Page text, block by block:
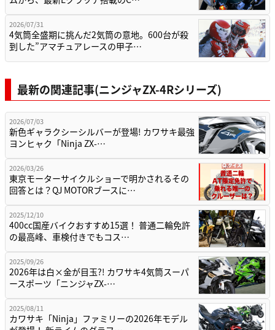
2026/07/31
4気筒全盛期に挑んだ2気筒の意地。600台が殺
到した”アマチュアレースの甲子…
最新の関連記事(ニンジャZX-4Rシリーズ)
2026/07/03
新色ギャラクシーシルバーが登場! カワサキ最強
ヨンヒャク「Ninja ZX-…
2026/03/26
東京モーターサイクルショーで明かされるその
回答とは？QJ MOTORブースに…
2025/12/10
400cc国産バイクおすすめ15選！ 普通二輪免許
の最高峰、車検付きでもコス…
2025/09/26
2026年は白×金が目玉?! カワサキ4気筒スーパ
ースポーツ「ニンジャZX-…
2025/08/11
カワサキ「Ninja」ファミリーの2026年モデル